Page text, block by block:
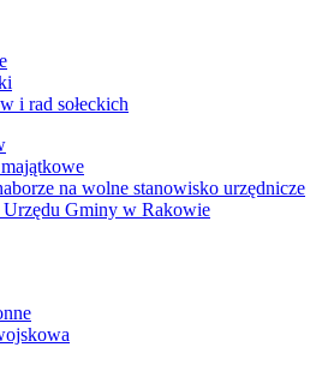
i rad sołeckich
na wolne stanowisko urzędnicze
Gminy w Rakowie